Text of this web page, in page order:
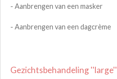
- Aanbrengen van een masker
- Aanbrengen van een dagcrème
Gezichtsbehandeling